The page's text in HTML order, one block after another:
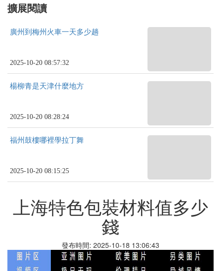
擴展閱讀
廣州到梅州火車一天多少趟
2025-10-20 08:57:32
楊柳青是天津什麼地方
2025-10-20 08:28:24
福州鼓樓哪裡學拉丁舞
2025-10-20 08:15:25
上海特色包裝材料值多少
錢
發布時間: 2025-10-18 13:06:43